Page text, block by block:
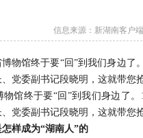
信息来源： 新湖南客户端
物馆终于要“回”到我们身边
党委副书记段晓明，这就带您
终于要“回”到我们身边了。
党委副书记段晓明，这就带您
样成为“湖南人”的